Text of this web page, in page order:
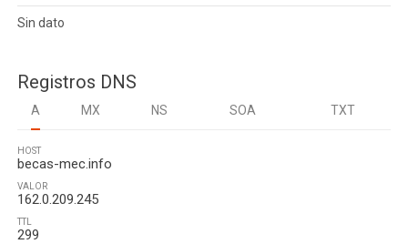
Sin dato
Registros DNS
A MX NS SOA TXT
HOST
becas-mec.info
VALOR
162.0.209.245
TTL
299